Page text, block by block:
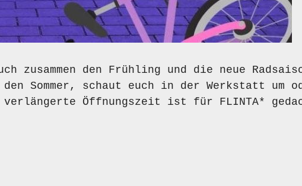
zusammen den Frühling und die neue
Sommer, schaut euch in der Werkstatt um
verlängerte Öffnungszeit ist für FLINTA*